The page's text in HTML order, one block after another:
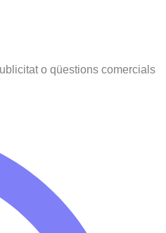
o qüestions comercials